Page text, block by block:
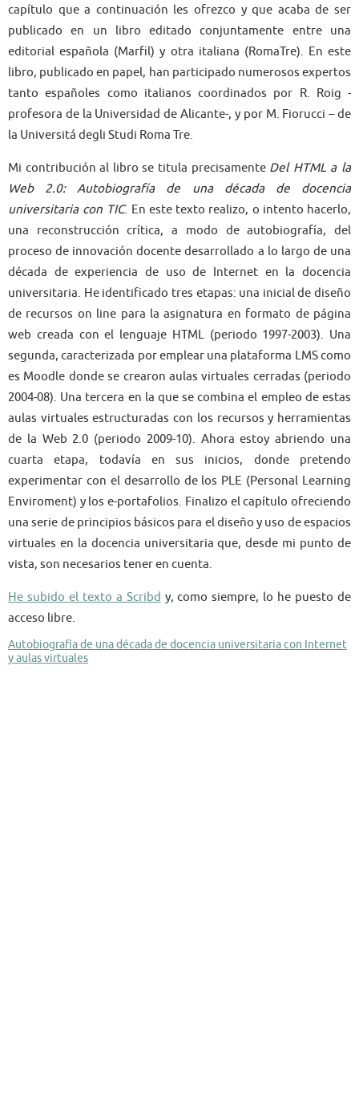
capítulo que a continuación les ofrezco y que acaba de ser
publicado en un libro editado conjuntamente entre una
editorial española (Marfil) y otra italiana (RomaTre). En este
libro, publicado en papel, han participado numerosos expertos
tanto españoles como italianos coordinados por R. Roig -
profesora de la Universidad de Alicante-, y por M. Fiorucci – de
la Universitá degli Studi Roma Tre.
Mi contribución al libro se titula precisamente Del HTML a la
Web 2.0: Autobiografía de una década de docencia
universitaria con TIC. En este texto realizo, o intento hacerlo,
una reconstrucción crítica, a modo de autobiografía, del
proceso de innovación docente desarrollado a lo largo de una
década de experiencia de uso de Internet en la docencia
universitaria. He identificado tres etapas: una inicial de diseño
de recursos on line para la asignatura en formato de página
web creada con el lenguaje HTML (periodo 1997-2003). Una
segunda, caracterizada por emplear una plataforma LMS como
es Moodle donde se crearon aulas virtuales cerradas (periodo
2004-08). Una tercera en la que se combina el empleo de estas
aulas virtuales estructuradas con los recursos y herramientas
de la Web 2.0 (periodo 2009-10). Ahora estoy abriendo una
cuarta etapa, todavía en sus inicios, donde pretendo
experimentar con el desarrollo de los PLE (Personal Learning
Enviroment) y los e-portafolios. Finalizo el capítulo ofreciendo
una serie de principios básicos para el diseño y uso de espacios
virtuales en la docencia universitaria que, desde mi punto de
vista, son necesarios tener en cuenta.
He subido el texto a Scribd y, como siempre, lo he puesto de
acceso libre.
Autobiografía de una década de docencia universitaria con Internet
y aulas virtuales